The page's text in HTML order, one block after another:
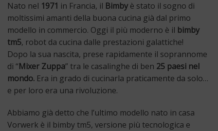
Nato nel 1971 in Francia, il Bimby è stato il sogno di
moltissimi amanti della buona cucina già dal primo
modello in commercio. Oggi il più moderno è il bimby
tm5, robot da cucina dalle prestazioni galattiche!
Dopo la sua nascita, prese rapidamente il soprannome
di “Mixer Zuppa” tra le casalinghe di ben 25 paesi nel
mondo. Era in grado di cucinarla praticamente da solo…
e per loro era una rivoluzione.
Abbiamo già detto che l’ultimo modello nato in casa
Vorwerk è il bimby tm5, versione più tecnologica e